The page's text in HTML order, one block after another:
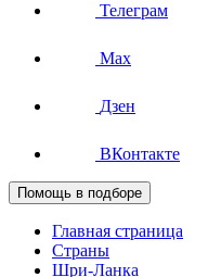
Телеграм
Max
Дзен
ВКонтакте
Помощь в подборе
Главная страница
Страны
Шри-Ланка